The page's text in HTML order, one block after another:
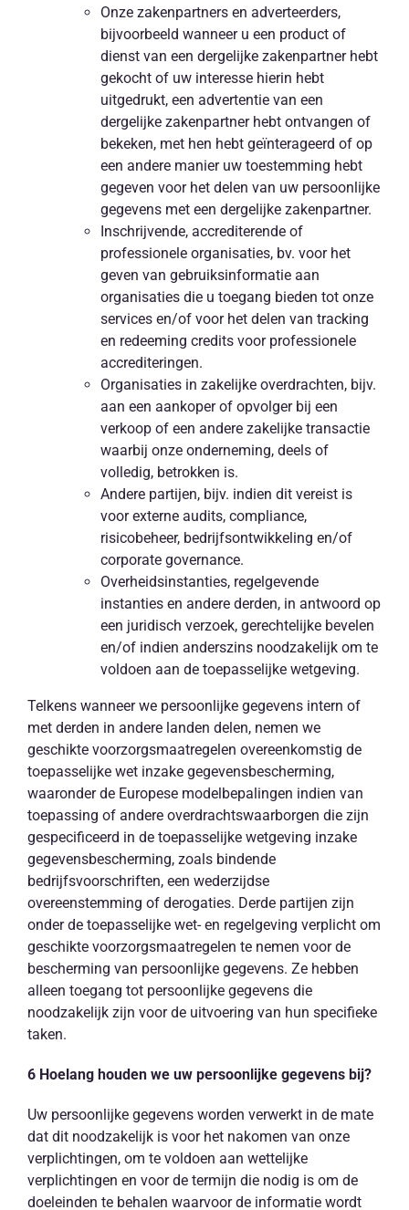
Onze zakenpartners en adverteerders,
bijvoorbeeld wanneer u een product of
dienst van een dergelijke zakenpartner hebt
gekocht of uw interesse hierin hebt
uitgedrukt, een advertentie van een
dergelijke zakenpartner hebt ontvangen of
bekeken, met hen hebt geïnterageerd of op
een andere manier uw toestemming hebt
gegeven voor het delen van uw persoonlijke
gegevens met een dergelijke zakenpartner.
Inschrijvende, accrediterende of
professionele organisaties, bv. voor het
geven van gebruiksinformatie aan
organisaties die u toegang bieden tot onze
services en/of voor het delen van tracking
en redeeming credits voor professionele
accrediteringen.
Organisaties in zakelijke overdrachten, bijv.
aan een aankoper of opvolger bij een
verkoop of een andere zakelijke transactie
waarbij onze onderneming, deels of
volledig, betrokken is.
Andere partijen, bijv. indien dit vereist is
voor externe audits, compliance,
risicobeheer, bedrijfsontwikkeling en/of
corporate governance.
Overheidsinstanties, regelgevende
instanties en andere derden, in antwoord op
een juridisch verzoek, gerechtelijke bevelen
en/of indien anderszins noodzakelijk om te
voldoen aan de toepasselijke wetgeving.
Telkens wanneer we persoonlijke gegevens intern of
met derden in andere landen delen, nemen we
geschikte voorzorgsmaatregelen overeenkomstig de
toepasselijke wet inzake gegevensbescherming,
waaronder de Europese modelbepalingen indien van
toepassing of andere overdrachtswaarborgen die zijn
gespecificeerd in de toepasselijke wetgeving inzake
gegevensbescherming, zoals bindende
bedrijfsvoorschriften, een wederzijdse
overeenstemming of derogaties. Derde partijen zijn
onder de toepasselijke wet- en regelgeving verplicht om
geschikte voorzorgsmaatregelen te nemen voor de
bescherming van persoonlijke gegevens. Ze hebben
alleen toegang tot persoonlijke gegevens die
noodzakelijk zijn voor de uitvoering van hun specifieke
taken.
6 Hoelang houden we uw persoonlijke gegevens bij?
Uw persoonlijke gegevens worden verwerkt in de mate
dat dit noodzakelijk is voor het nakomen van onze
verplichtingen, om te voldoen aan wettelijke
verplichtingen en voor de termijn die nodig is om de
doeleinden te behalen waarvoor de informatie wordt